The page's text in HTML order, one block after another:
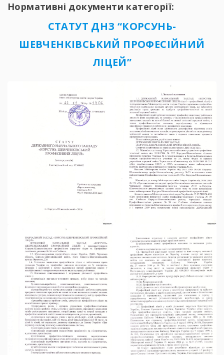
Нормативні документи категорії:
СТАТУТ ДНЗ “КОРСУНЬ-
ШЕВЧЕНКІВСЬКИЙ ПРОФЕСІЙНИЙ
ЛІЦЕЙ”